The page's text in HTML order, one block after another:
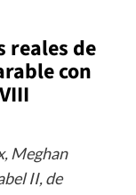
reales de
con
Meghan
II, de